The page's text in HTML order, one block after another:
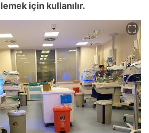
için kullanılır.